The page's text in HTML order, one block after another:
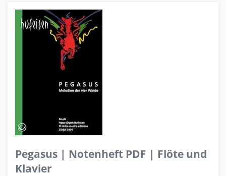
Pegasus | Notenheft PDF | Flöte und
Klavier